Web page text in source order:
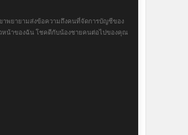
าพยายามส่งข้อความถึงคนที่จัดการบัญชีของ
หน้าของฉัน โชคดีกับน้องชายคนต่อไปของคุณ